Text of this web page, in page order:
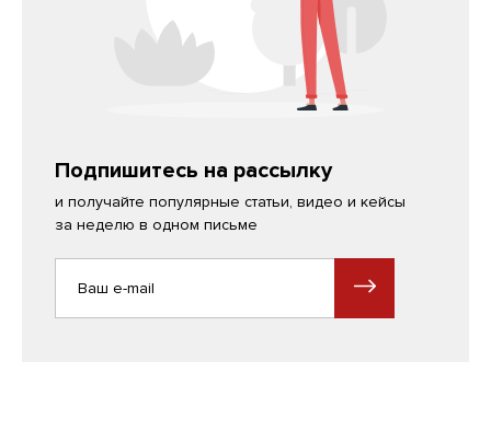
Подпишитесь на рассылку
и получайте популярные статьи, видео и кейсы
за неделю в одном письме